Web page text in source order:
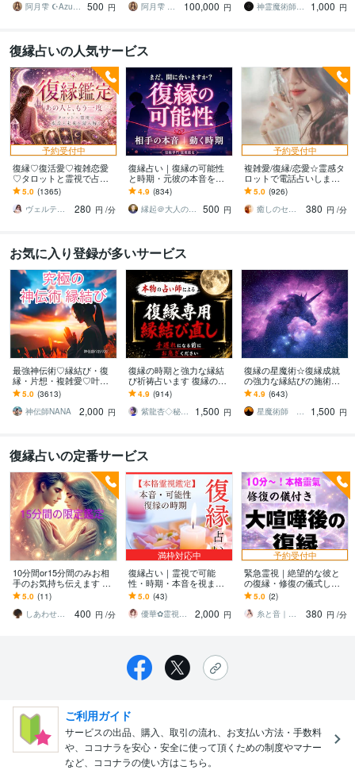
必見！
阿月雫 ☪︎Azuki☪︎
500 円
阿月雫 ☪︎Azuki☪︎
100,000 円
神霊魔術師 神影
1,000 円
復縁占いの人気サービス
予約受付中
復縁♡復活愛♡複雑恋愛
♡タロットと霊視で占い
ます お相手の深層心理を
読み解き、望む未来への
最短ルートを導きます
5.0 (1365)
ヴェルティーナ
280 円 /分
復縁占い｜復縁の可能性
と時期・元彼の本音を視
ます 音信不通・ブロック
中でも、本音とご縁を視
て復縁成就へ導きます
4.9 (834)
縁起＠大人の恋愛占い師
500 円
予約受付中
複雑愛/復縁/恋愛☆霊感タ
ロットで電話占いします
ツインレイ鑑定師による
ツインレイ♡ソウルメイ
トのご相談が得意
5.0 (926)
癒しのセラピーサロン☪️セレイ
380 円 /分
お気に入り登録が多いサービス
最強神伝術♡縁結び・復
縁・片想・複雑愛♡叶え
ます 片想い・復縁・結
婚・金運等、様々なご縁
を結び幸せへと導きます
5.0 (3613)
神伝師NANA
2,000 円
復縁の時期と強力な縁結
び祈祷占います 復縁の時
期を霊視し、早めるアド
バイス、強力な縁結び祈
祷。
4.9 (914)
紫龍杏◇秘伝の縁結び祈祷師
1,500 円
復縁の星魔術☆復縁成就
の強力な縁結びの施術を
します 【依頼500件以
上】守護星が復縁を成就
させます。
4.9 (643)
星魔術師 希空（ノア）
1,500 円
復縁占いの定番サービス
10分間or15分間のみお相
手のお気持ち伝えます ☆
お急ぎの方・お相手から
届くあなたへのお気持ち
お伝えします☆
5.0 (11)
しあわせのりん❤︎復縁・複雑・歳の差❤︎
400 円 /分
満枠対応中
復縁占い｜霊視で可能
性・時期・本音を視ます
復縁できる？今できる行
動・アドバイスも丁寧に
お伝えします
5.0 (43)
優華✿霊視で導く癒やしの恋占い師
2,000 円
予約受付中
緊急霊視｜絶望的な彼と
の復縁・修復の儀式しま
す 喧嘩したばかりのお相
手様との緊急霊視＆伝統
靈氣します
5.0 (2)
糸と音｜魂の声を届ける姉妹【霊能鑑定師】
380 円 /分
ご利用ガイド
サービスの出品、購入、取引の流れ、お支払い方法・手数料
や、ココナラを安心・安全に使って頂くための制度やマナー
など、ココナラの使い方はこちら。